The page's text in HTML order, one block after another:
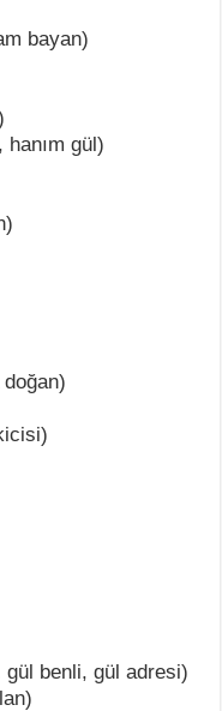
bayan)
gül)
benli, gül adresi)